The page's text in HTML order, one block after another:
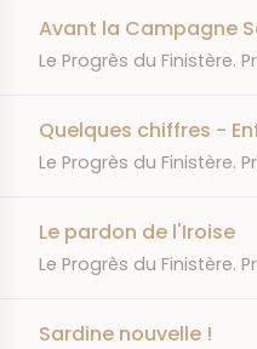
Avant la Campagne
JOURNAL
Le Progrès du Finistère.
Quelques chiffres -
JOURNAL
Le Progrès du Finistère.
Le pardon de l'Iroise
JOURNAL
Le Progrès du Finistère.
Sardine nouvelle !